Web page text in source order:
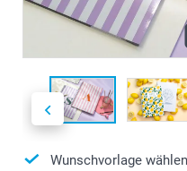
Wunschvorlage